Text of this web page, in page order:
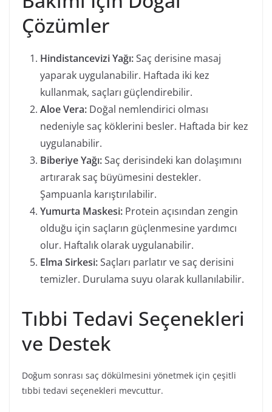
Çözümler
Hindistancevizi Yağı:Saç derisine masaj
yaparak uygulanabilir. Haftada iki kez
kullanmak, saçları güçlendirebilir.
Aloe Vera: Doğal nemlendirici olması
nedeniyle saç köklerini besler. Haftada bir kez
uygulanabilir.
Biberiye Yağı:Saç derisindeki kan dolaşımını
artırarak saç büyümesini destekler.
Şampuanla karıştırılabilir.
Yumurta Maskesi: Protein açısından zengin
olduğu için saçların güçlenmesine yardımcı
olur. Haftalık olarak uygulanabilir.
Elma Sirkesi:Saçları parlatır ve saç derisini
temizler. Durulama suyu olarak kullanılabilir.
Tıbbi Tedavi Seçenekleri
ve Destek
Doğum sonrası saç dökülmesini yönetmek için çeşitli
tıbbi tedavi seçenekleri mevcuttur.